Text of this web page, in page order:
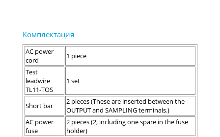
AC power
cord
1 piece
Test
leadwire
TL11-TOS
1 set
Short bar
2 pieces (These are inserted between the
OUTPUT and SAMPLING terminals.)
AC power
fuse
2 pieces (2, including one spare in the fuse
holder)